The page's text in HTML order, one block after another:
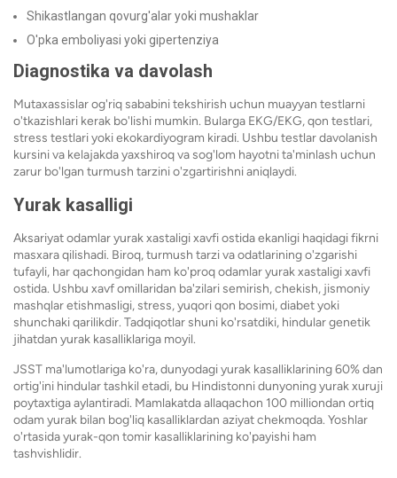
Shikastlangan qovurg'alar yoki mushaklar
O'pka emboliyasi yoki gipertenziya
Diagnostika va davolash
Mutaxassislar og'riq sababini tekshirish uchun muayyan testlarni
o'tkazishlari kerak bo'lishi mumkin. Bularga EKG/EKG, qon testlari,
stress testlari yoki ekokardiyogram kiradi. Ushbu testlar davolanish
kursini va kelajakda yaxshiroq va sog'lom hayotni ta'minlash uchun
zarur bo'lgan turmush tarzini o'zgartirishni aniqlaydi.
Yurak kasalligi
Aksariyat odamlar yurak xastaligi xavfi ostida ekanligi haqidagi fikrni
masxara qilishadi. Biroq, turmush tarzi va odatlarining o'zgarishi
tufayli, har qachongidan ham ko'proq odamlar yurak xastaligi xavfi
ostida. Ushbu xavf omillaridan ba'zilari semirish, chekish, jismoniy
mashqlar etishmasligi, stress, yuqori qon bosimi, diabet yoki
shunchaki qarilikdir. Tadqiqotlar shuni ko'rsatdiki, hindular genetik
jihatdan yurak kasalliklariga moyil.
JSST ma'lumotlariga ko'ra, dunyodagi yurak kasalliklarining 60% dan
ortig'ini hindular tashkil etadi, bu Hindistonni dunyoning yurak xuruji
poytaxtiga aylantiradi. Mamlakatda allaqachon 100 milliondan ortiq
odam yurak bilan bog'liq kasalliklardan aziyat chekmoqda. Yoshlar
o'rtasida yurak-qon tomir kasalliklarining ko'payishi ham
tashvishlidir.